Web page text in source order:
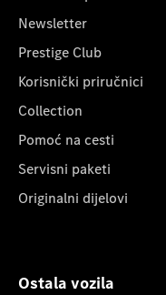
Newsletter
Prestige Club
Korisnički priručnici
Collection
Pomoć na cesti
Servisni paketi
Originalni dijelovi
Ostala vozila